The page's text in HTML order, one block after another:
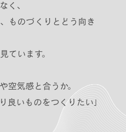
く、
ものづくりとどう向き
ています。
空気感と合うか。
良いものをつくりたい」